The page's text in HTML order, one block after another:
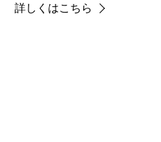
詳しくはこちら